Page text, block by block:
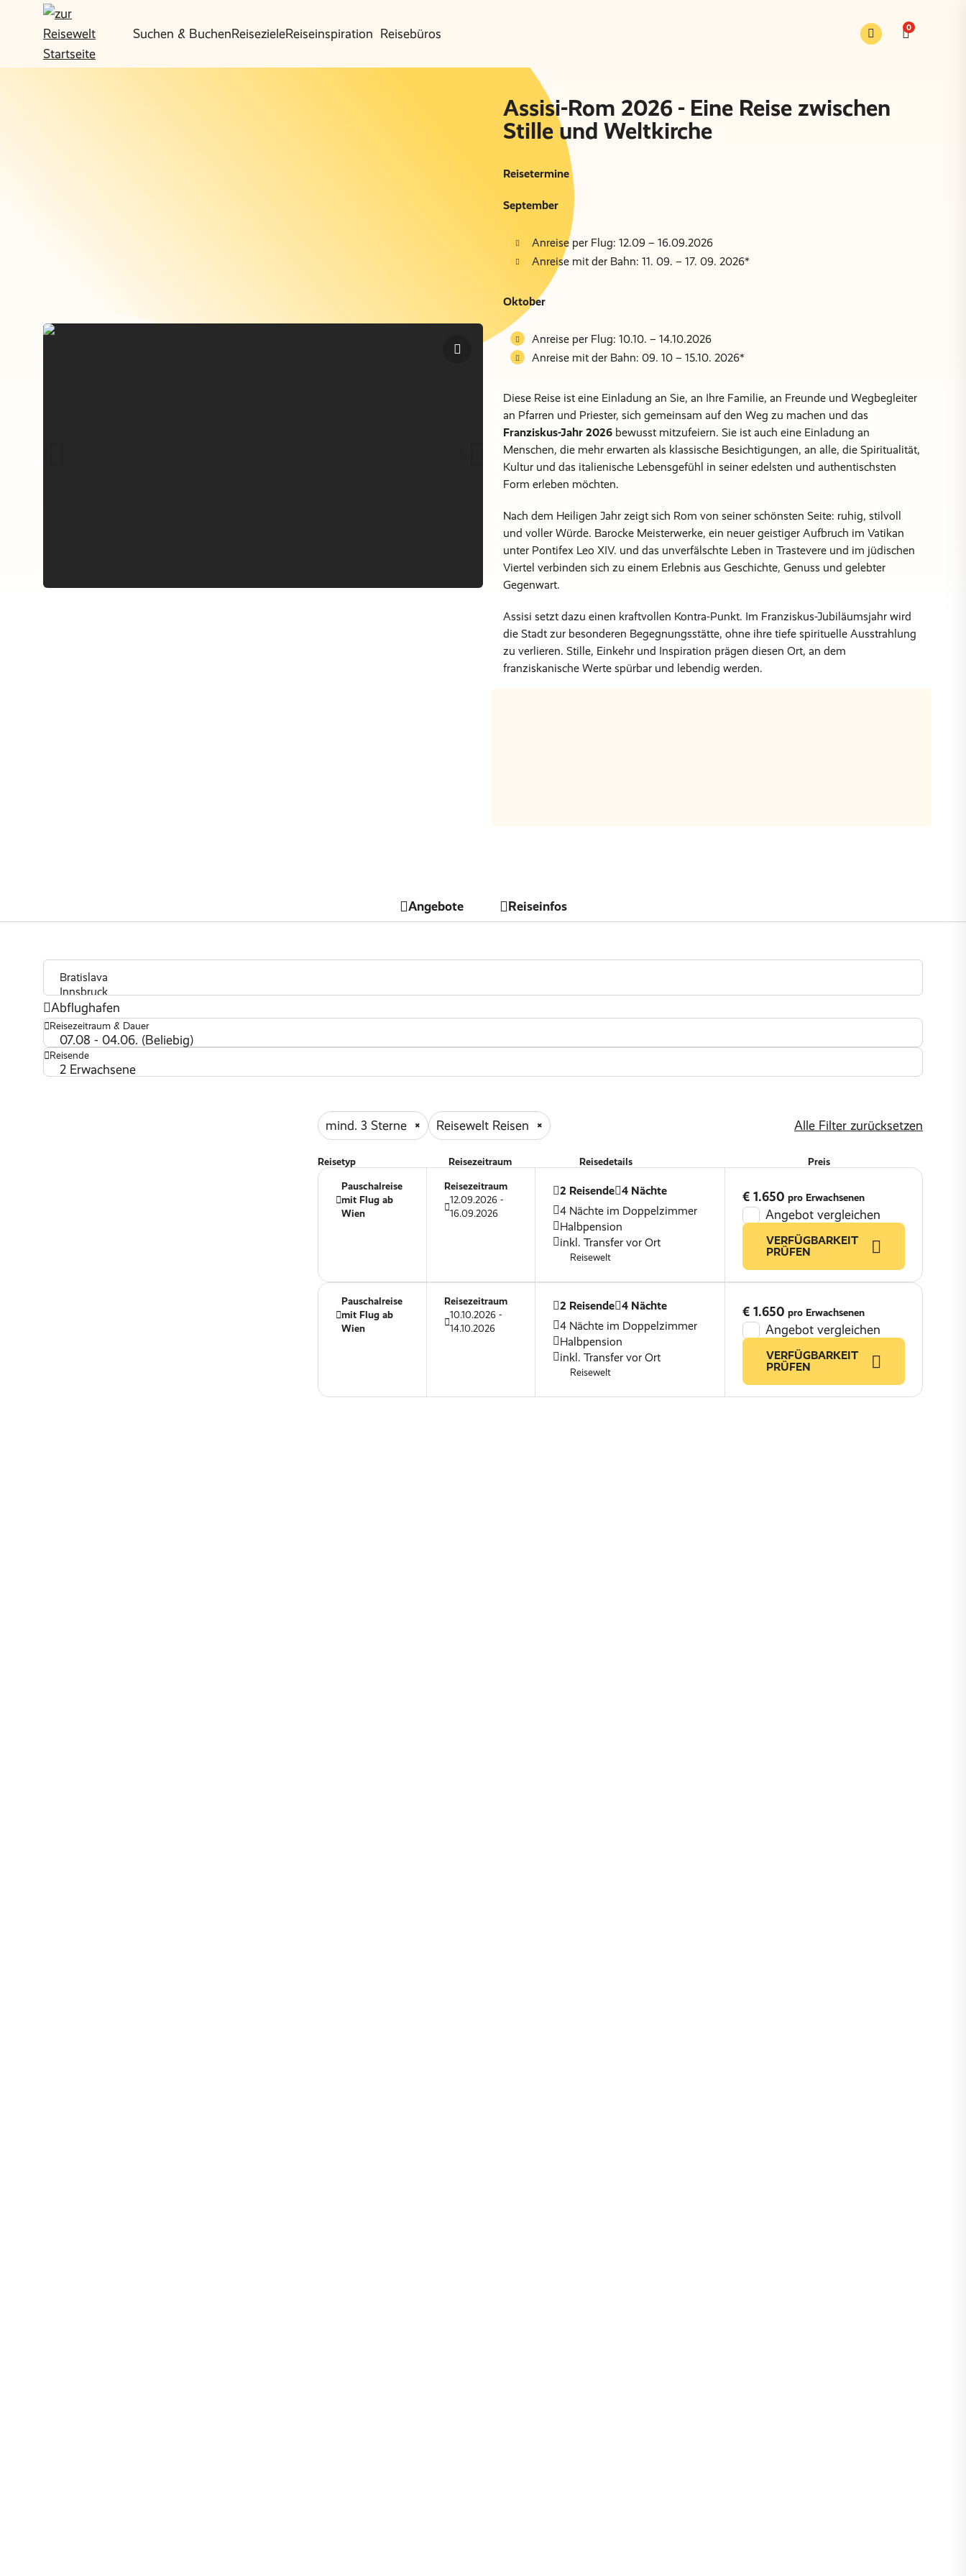
Suchen & BuchenReisezieleReiseinspiration Reisebüros 0
Assisi-Rom 2026 - Eine Reise zwischen
Stille und Weltkirche
Reisetermine
September
Anreise per Flug: 12.09 – 16.09.2026
Anreise mit der Bahn: 11. 09. – 17. 09. 2026*
Oktober
Anreise per Flug: 10.10. – 14.10.2026
Anreise mit der Bahn: 09. 10 – 15.10. 2026*
Diese Reise ist eine Einladung an Sie, an Ihre Familie, an Freunde und Wegbegleiter
an Pfarren und Priester, sich gemeinsam auf den Weg zu machen und das
Franziskus-Jahr 2026 bewusst mitzufeiern. Sie ist auch eine Einladung an
Menschen, die mehr erwarten als klassische Besichtigungen, an alle, die Spiritualität,
Kultur und das italienische Lebensgefühl in seiner edelsten und authentischsten
Form erleben möchten.
Nach dem Heiligen Jahr zeigt sich Rom von seiner schönsten Seite: ruhig, stilvoll
und voller Würde. Barocke Meisterwerke, ein neuer geistiger Aufbruch im Vatikan
unter Pontifex Leo XIV. und das unverfälschte Leben in Trastevere und im jüdischen
Viertel verbinden sich zu einem Erlebnis aus Geschichte, Genuss und gelebter
Gegenwart.
Assisi setzt dazu einen kraftvollen Kontra-Punkt. Im Franziskus-Jubiläumsjahr wird
die Stadt zur besonderen Begegnungsstätte, ohne ihre tiefe spirituelle Ausstrahlung
zu verlieren. Stille, Einkehr und Inspiration prägen diesen Ort, an dem
franziskanische Werte spürbar und lebendig werden.
Angebote Reiseinfos
Abflughafen
Reisezeitraum & Dauer
07.08 - 04.06. (Beliebig)
Reisende
2 Erwachsene
mind. 3 Sterne Reisewelt Reisen Alle Filter zurücksetzen
Reisetyp Reisezeitraum Reisedetails
Preis
Pauschalreise
mit Flug ab
Wien
Reisezeitraum
12.09.2026 -
16.09.2026
2 Reisende 4 Nächte
4 Nächte im Doppelzimmer
Halbpension
inkl. Transfer vor Ort
Reisewelt
€ 1.650 pro Erwachsenen
Angebot vergleichen
VERFÜGBARKEIT
PRÜFEN
Pauschalreise
mit Flug ab
Wien
Reisezeitraum
10.10.2026 -
14.10.2026
2 Reisende 4 Nächte
4 Nächte im Doppelzimmer
Halbpension
inkl. Transfer vor Ort
Reisewelt
€ 1.650 pro Erwachsenen
Angebot vergleichen
VERFÜGBARKEIT
PRÜFEN